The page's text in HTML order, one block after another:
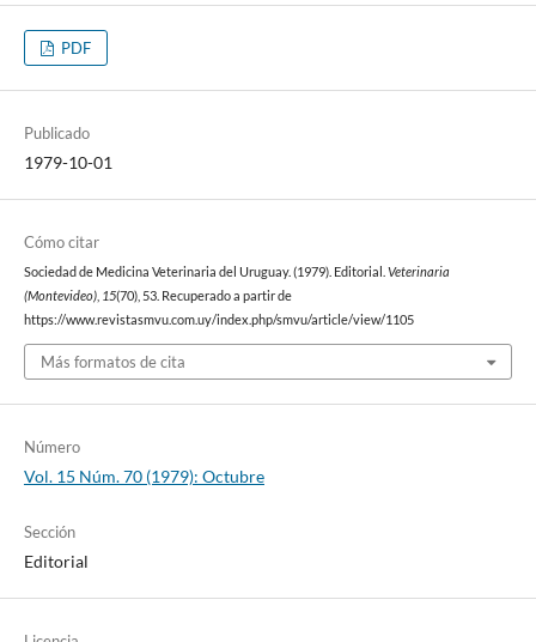
PDF
Publicado
1979-10-01
Cómo citar
Sociedad de Medicina Veterinaria del Uruguay. (1979). Editorial. Veterinaria
(Montevideo), 15(70), 53. Recuperado a partir de
https://www.revistasmvu.com.uy/index.php/smvu/article/view/1105
Más formatos de cita
Número
Vol. 15 Núm. 70 (1979): Octubre
Sección
Editorial